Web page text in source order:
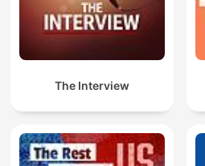
The Interview